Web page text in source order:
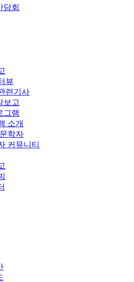
담회
뷰
련기사
보고
그램
소개
학자
커뮤니티